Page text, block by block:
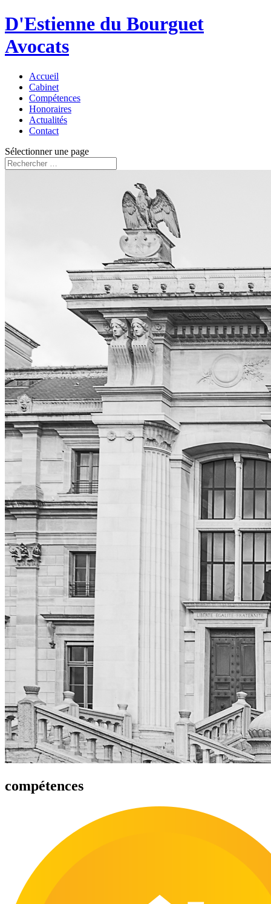
D'Estienne du Bourguet
Avocats
Accueil
Cabinet
Compétences
Honoraires
Actualités
Contact
Sélectionner une page
compétences